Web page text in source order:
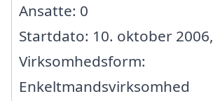
Ansatte: 0
Startdato: 10. oktober 2006,
Virksomhedsform:
Enkeltmandsvirksomhed